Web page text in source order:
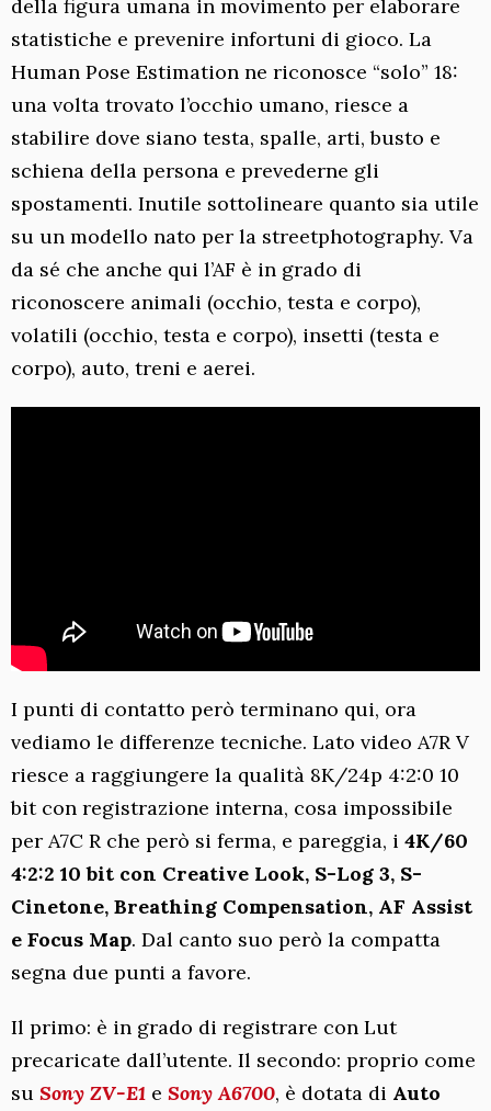
della figura umana in movimento per elaborare
statistiche e prevenire infortuni di gioco. La
Human Pose Estimation ne riconosce “solo” 18:
una volta trovato l’occhio umano, riesce a
stabilire dove siano testa, spalle, arti, busto e
schiena della persona e prevederne gli
spostamenti. Inutile sottolineare quanto sia utile
su un modello nato per la streetphotography. Va
da sé che anche qui l’AF è in grado di
riconoscere animali (occhio, testa e corpo),
volatili (occhio, testa e corpo), insetti (testa e
corpo), auto, treni e aerei.
I punti di contatto però terminano qui, ora
vediamo le differenze tecniche. Lato video A7R V
riesce a raggiungere la qualità 8K/24p 4:2:0 10
bit con registrazione interna, cosa impossibile
per A7C R che però si ferma, e pareggia, i 4K/60
4:2:2 10 bit con Creative Look, S-Log 3, S-
Cinetone, Breathing Compensation, AF Assist
e Focus Map. Dal canto suo però la compatta
segna due punti a favore.
Il primo: è in grado di registrare con Lut
precaricate dall’utente. Il secondo: proprio come
su Sony ZV-E1 e Sony A6700, è dotata di Auto